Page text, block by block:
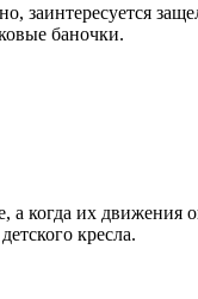
заинтересуется
баночки.
когда их движения
кресла.